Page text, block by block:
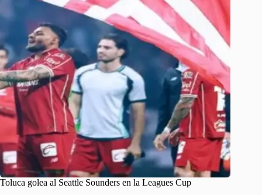
Toluca golea al Seattle Sounders en la Leagues Cup